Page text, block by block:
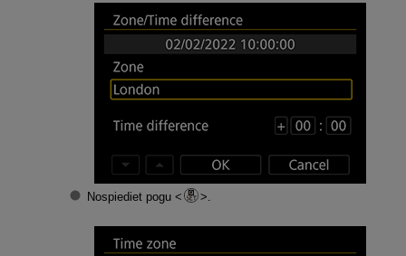
Nospiediet pogu